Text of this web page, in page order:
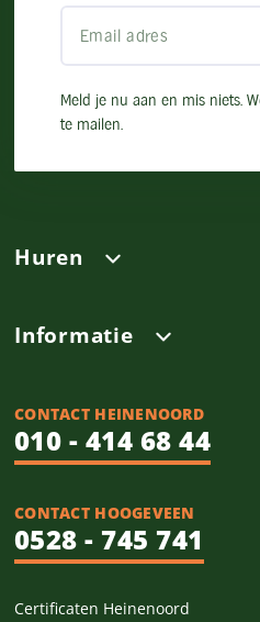
Huren
Informatie
CONTACT HEINENOORD
010 - 414 68 44
CONTACT HOOGEVEEN
0528 - 745 741
Certificaten Heinenoord
Meld je nu aan en mis niets.
te mailen.